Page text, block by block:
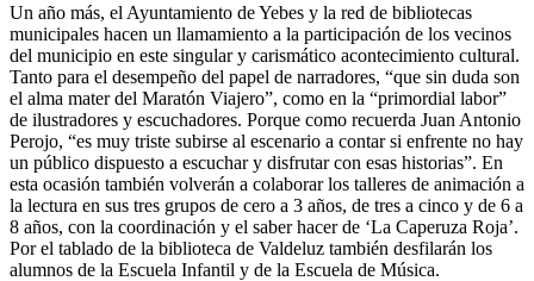
Un año más, el Ayuntamiento de Yebes y la red de bibliotecas
municipales hacen un llamamiento a la participación de los vecinos
del municipio en este singular y carismático acontecimiento cultural.
Tanto para el desempeño del papel de narradores, “que sin duda son
el alma mater del Maratón Viajero”, como en la “primordial labor”
de ilustradores y escuchadores. Porque como recuerda Juan Antonio
Perojo, “es muy triste subirse al escenario a contar si enfrente no hay
un público dispuesto a escuchar y disfrutar con esas historias”. En
esta ocasión también volverán a colaborar los talleres de animación a
la lectura en sus tres grupos de cero a 3 años, de tres a cinco y de 6 a
8 años, con la coordinación y el saber hacer de ‘La Caperuza Roja’.
Por el tablado de la biblioteca de Valdeluz también desfilarán los
alumnos de la Escuela Infantil y de la Escuela de Música.